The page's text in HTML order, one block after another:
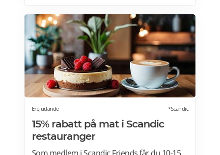
många fördelar. Oavsett om du är på
semester utomlands kan du fortsätta att
använda dig av Lidl Plus fördelar. Läs mer
om pensionärsrabatter på Lidl här.
Erbjudande *Scandic
15% rabatt på mat i Scandic
restauranger